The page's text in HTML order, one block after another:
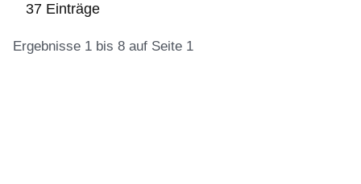
37 Einträge
Ergebnisse 1 bis 8 auf Seite 1